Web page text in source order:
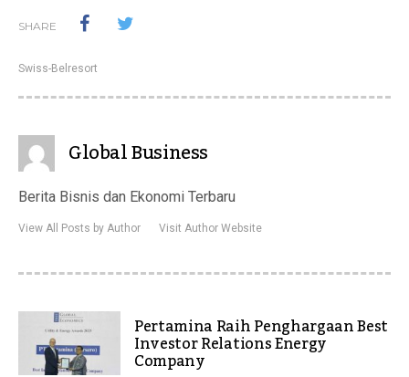
SHARE
Swiss-Belresort
Global Business
Berita Bisnis dan Ekonomi Terbaru
View All Posts by Author Visit Author Website
Pertamina Raih Penghargaan Best
Investor Relations Energy
Company